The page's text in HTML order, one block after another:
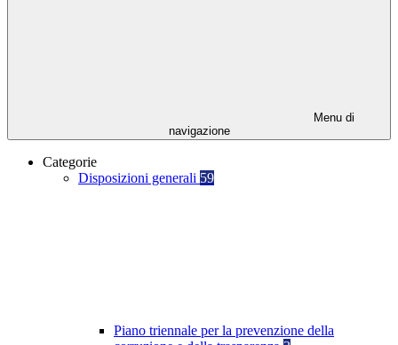
Menu di
navigazione
Categorie
Disposizioni generali 59
Piano triennale per la prevenzione della